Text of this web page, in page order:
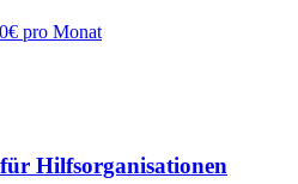
pro Monat
Hilfsorganisationen